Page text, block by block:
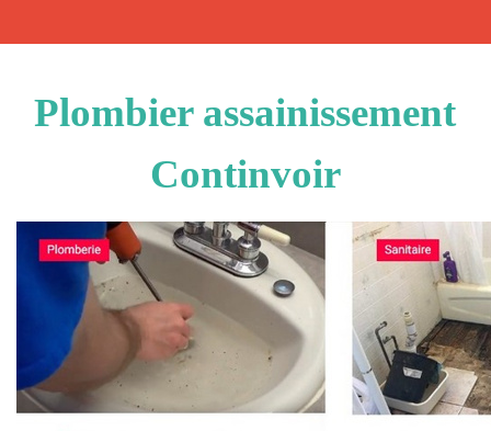
Plombier assainissement
Continvoir